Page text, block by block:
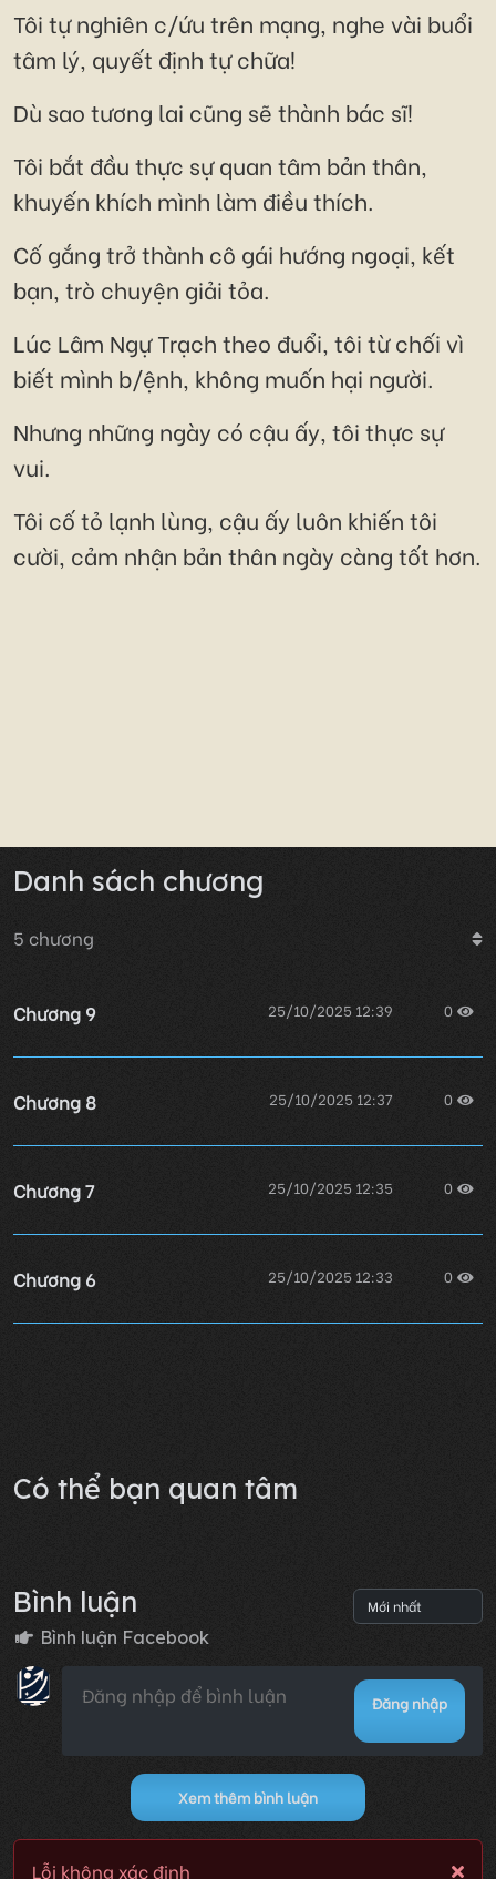
Tôi tự nghiên c/ứu trên mạng, nghe vài buổi
tâm lý, quyết định tự chữa!
Dù sao tương lai cũng sẽ thành bác sĩ!
Tôi bắt đầu thực sự quan tâm bản thân,
khuyến khích mình làm điều thích.
Cố gắng trở thành cô gái hướng ngoại, kết
bạn, trò chuyện giải tỏa.
Lúc Lâm Ngự Trạch theo đuổi, tôi từ chối vì
biết mình b/ệnh, không muốn hại người.
Nhưng những ngày có cậu ấy, tôi thực sự
vui.
Tôi cố tỏ lạnh lùng, cậu ấy luôn khiến tôi
cười, cảm nhận bản thân ngày càng tốt hơn.
Danh sách chương
5 chương
Chương 9 25/10/2025 12:39 0
Chương 8 25/10/2025 12:37 0
Chương 7 25/10/2025 12:35 0
Chương 6 25/10/2025 12:33 0
Có thể bạn quan tâm
Bình luận
Bình luận Facebook
Đăng nhập
Xem thêm bình luận
Lỗi không xác định